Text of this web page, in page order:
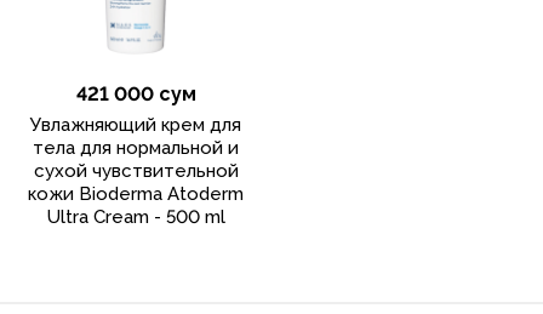
421 000 сум
Увлажняющий крем для
тела для нормальной и
сухой чувствительной
кожи Bioderma Atoderm
Ultra Cream - 500 ml